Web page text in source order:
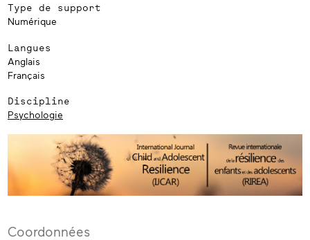
Type de support
Numérique
Langues
Anglais
Français
Discipline
Psychologie
Coordonnées